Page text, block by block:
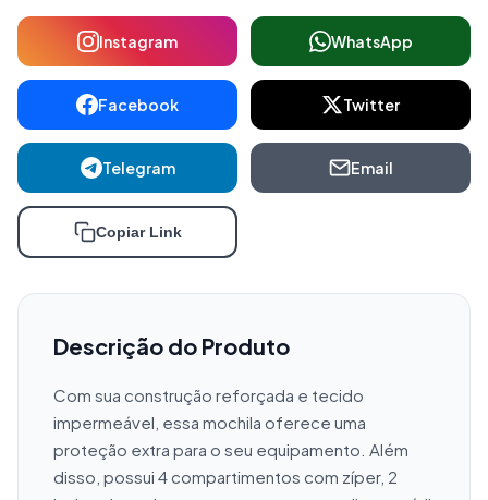
Instagram WhatsApp
Facebook Twitter
Telegram Email
Copiar Link
Descrição do Produto
Com sua construção reforçada e tecido
impermeável, essa mochila oferece uma
proteção extra para o seu equipamento. Além
disso, possui 4 compartimentos com zíper, 2